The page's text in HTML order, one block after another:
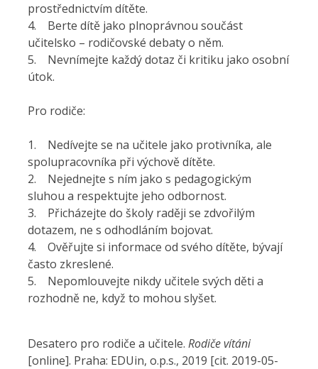
prostřednictvím dítěte.
4. Berte dítě jako plnoprávnou součást
učitelsko – rodičovské debaty o něm.
5. Nevnímejte každý dotaz či kritiku jako osobní
útok.
Pro rodiče:
1. Nedívejte se na učitele jako protivníka, ale
spolupracovníka při výchově dítěte.
2. Nejednejte s ním jako s pedagogickým
sluhou a respektujte jeho odbornost.
3. Přicházejte do školy raději se zdvořilým
dotazem, ne s odhodláním bojovat.
4. Ověřujte si informace od svého dítěte, bývají
často zkreslené.
5. Nepomlouvejte nikdy učitele svých děti a
rozhodně ne, když to mohou slyšet.
Desatero pro rodiče a učitele. Rodiče vítáni
[online]. Praha: EDUin, o.p.s., 2019 [cit. 2019-05-